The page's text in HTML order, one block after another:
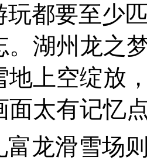
玩都要至少
。湖州龙之
地上空绽放
面太有记忆
富龙滑雪场